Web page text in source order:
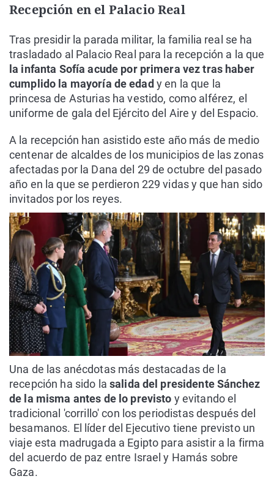
Recepción en el Palacio Real
Tras presidir la parada militar, la familia real se ha
trasladado al Palacio Real para la recepción a la que
la infanta Sofía acude por primera vez tras haber
cumplido la mayoría de edady en la que la
princesa de Asturias ha vestido, como alférez, el
uniforme de gala del Ejército del Aire y del Espacio.
A la recepción han asistido este año más de medio
centenar de alcaldes de los municipios de las zonas
afectadas por la Dana del 29 de octubre del pasado
año en la que se perdieron 229 vidas y que han sido
invitados por los reyes.
Una de las anécdotas más destacadas de la
recepción ha sido la salida del presidente Sánchez
de la misma antes de lo previsto y evitando el
tradicional 'corrillo' con los periodistas después del
besamanos. El líder del Ejecutivo tiene previsto un
viaje esta madrugada a Egipto para asistir a la firma
del acuerdo de paz entre Israel y Hamás sobre
Gaza.